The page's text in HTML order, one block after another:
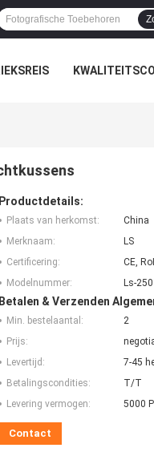
Productdetails:
Plaats van herkomst:
China
Merknaam:
LS
Certificering:
CE,
Modelnummer:
Ls-
Betalen & Verzenden
Min. bestelaantal:
2
Prijs:
Levertijd:
7-45
Betalingscondities:
T/T
Levering vermogen:
5000
Contact